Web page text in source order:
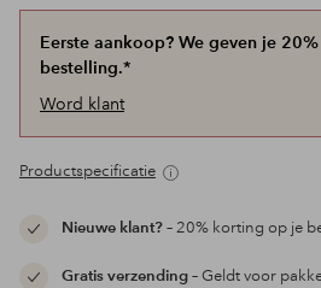
Eerste aankoop? We geven je
bestelling.*
Word klant
Productspecificatie
Nieuwe klant?– 20% korting op je
Gratis verzending– Geldt voor